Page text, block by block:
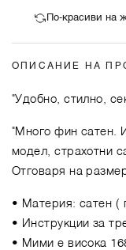
По-красиви на
ОПИСАНИЕ НА
"Удобно, стилно,
"Много фин сатен.
модел, страхотни
Отговаря на
• Материя: сатен (
• Инструкции за
• Мими е висока